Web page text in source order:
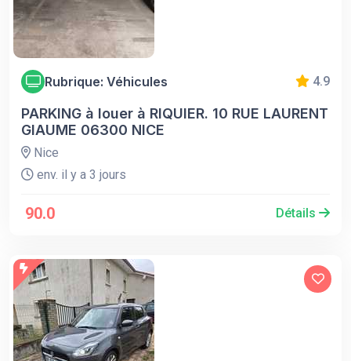
Rubrique: Véhicules 4.9
PARKING à louer à RIQUIER. 10 RUE LAURENT
GIAUME 06300 NICE
Nice
env. il y a 3 jours
90.0 Détails